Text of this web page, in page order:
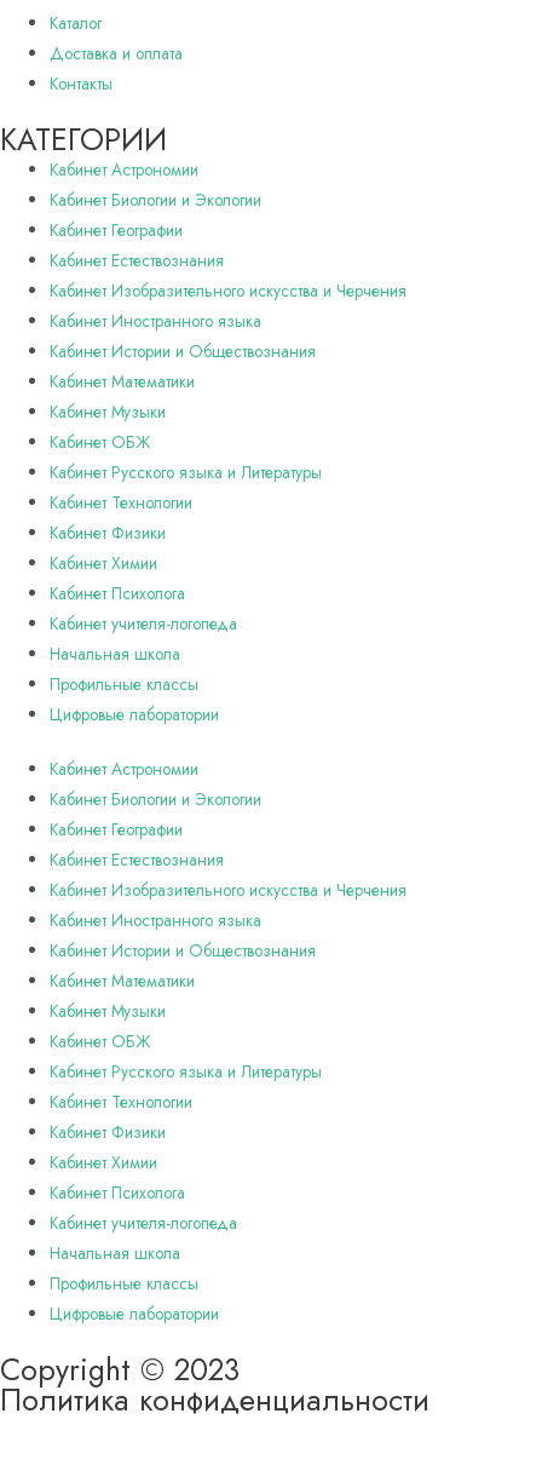
Каталог
Доставка и оплата
Контакты
КАТЕГОРИИ
Кабинет Астрономии
Кабинет Биологии и Экологии
Кабинет Географии
Кабинет Естествознания
Кабинет Изобразительного искусства и Черчения
Кабинет Иностранного языка
Кабинет Истории и Обществознания
Кабинет Математики
Кабинет Музыки
Кабинет ОБЖ
Кабинет Русского языка и Литературы
Кабинет Технологии
Кабинет Физики
Кабинет Химии
Кабинет Психолога
Кабинет учителя-логопеда
Начальная школа
Профильные классы
Цифровые лаборатории
Кабинет Астрономии
Кабинет Биологии и Экологии
Кабинет Географии
Кабинет Естествознания
Кабинет Изобразительного искусства и Черчения
Кабинет Иностранного языка
Кабинет Истории и Обществознания
Кабинет Математики
Кабинет Музыки
Кабинет ОБЖ
Кабинет Русского языка и Литературы
Кабинет Технологии
Кабинет Физики
Кабинет Химии
Кабинет Психолога
Кабинет учителя-логопеда
Начальная школа
Профильные классы
Цифровые лаборатории
Copyright © 2023
Политика конфиденциальности